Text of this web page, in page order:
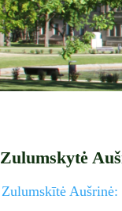
Zulumskytė
Zulumskītė